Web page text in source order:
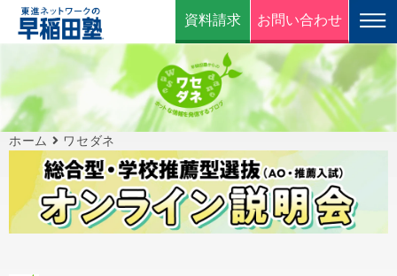
資料請求 お問い合わせ
ホーム ワセダネ